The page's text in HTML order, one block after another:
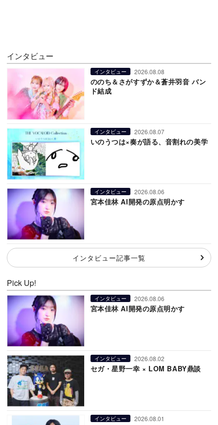
インタビュー
インタビュー 2026.08.08
ののち＆さがすずか＆蒼井羽音 バン
ド結成
インタビュー 2026.08.07
いのうつは×奏が語る、音割れの美学
インタビュー 2026.08.06
宮本佳林 AI開発の原点明かす
インタビュー記事一覧
Pick Up!
インタビュー 2026.08.06
宮本佳林 AI開発の原点明かす
インタビュー 2026.08.02
セガ・星野一幸 × LOM BABY鼎談
インタビュー 2026.08.01